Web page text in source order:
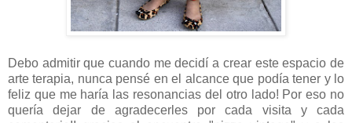
Debo admitir que cuando me decidí a crear este espacio de
arte terapia, nunca pensé en el alcance que podía tener y lo
feliz que me haría las resonancias del otro lado! Por eso no
quería dejar de agradecerles por cada visita y cada